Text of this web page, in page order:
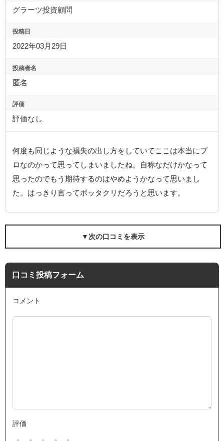
グラーツ投資顧問
投稿日
2022年03月29日
投稿者名
匿名
評価
評価なし
何度も同じような損失の出し方をしていてここは本当にプ
ロなのかって思ってしまいましたね。自称なだけかなって
思ったのでもう期待するのはやめようかなって思いまし
た。はっきり言ってボッタクリだろうと思います。
▼次の口コミを表示
口コミ投稿フォーム
コメント
評価